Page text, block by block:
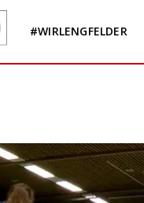
#WIRLENGFELDER